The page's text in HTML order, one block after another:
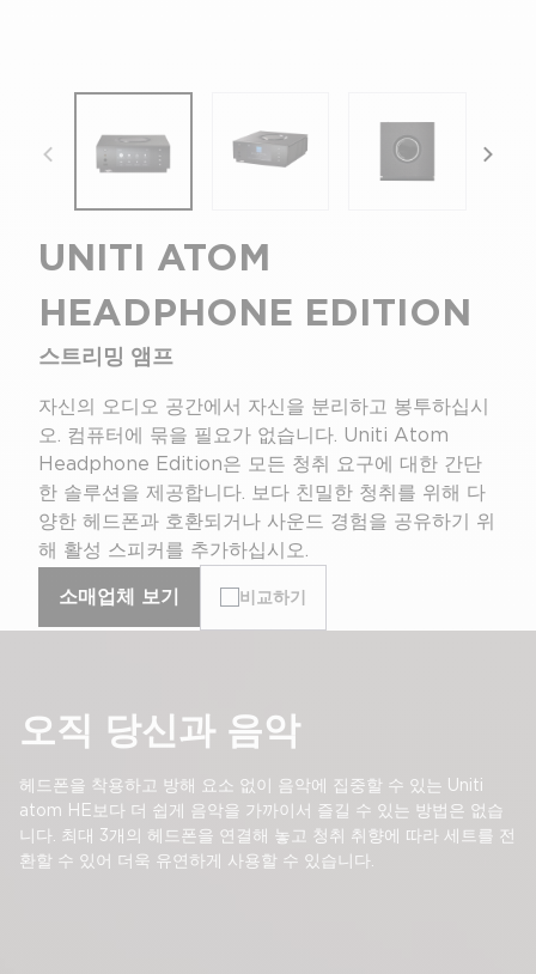
focal-naim-frontent::misc.prev_label
UNITI ATOM
HEADPHONE EDITION
스트리밍 앰프
자신의 오디오 공간에서 자신을 분리하고 봉투하십시
오. 컴퓨터에 묶을 필요가 없습니다. Uniti Atom
Headphone Edition은 모든 청취 요구에 대한 간단
한 솔루션을 제공합니다. 보다 친밀한 청취를 위해 다
양한 헤드폰과 호환되거나 사운드 경험을 공유하기 위
해 활성 스피커를 추가하십시오.
소매업체 보기 비교하기
오직 당신과 음악
헤드폰을 착용하고 방해 요소 없이 음악에 집중할 수 있는 Uniti
atom HE보다 더 쉽게 음악을 가까이서 즐길 수 있는 방법은 없습
니다. 최대 3개의 헤드폰을 연결해 놓고 청취 취향에 따라 세트를 전
환할 수 있어 더욱 유연하게 사용할 수 있습니다.